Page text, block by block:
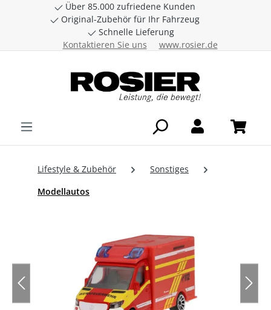
Zum Hauptinhalt springen
Über 85.000 zufriedene Kunden
Original-Zubehör für Ihr Fahrzeug
Schnelle Lieferung
Kontaktieren Sie uns
www.rosier.de
Lifestyle & Zubehör
Sonstiges
Modellautos